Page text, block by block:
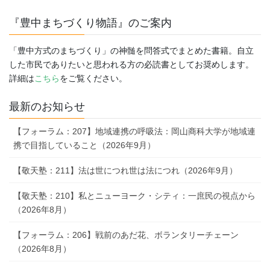
『豊中まちづくり物語』のご案内
「豊中方式のまちづくり」の神髄を問答式でまとめた書籍。自立
した市民でありたいと思われる方の必読書としてお奨めします。
詳細はこちらをご覧ください。
最新のお知らせ
【フォーラム：207】地域連携の呼吸法：岡山商科大学が地域連
携で目指していること（2026年9月）
【敬天塾：211】法は世につれ世は法につれ（2026年9月）
【敬天塾：210】私とニューヨーク・シティ：一庶民の視点から
（2026年8月）
【フォーラム：206】戦前のあだ花、ボランタリーチェーン
（2026年8月）